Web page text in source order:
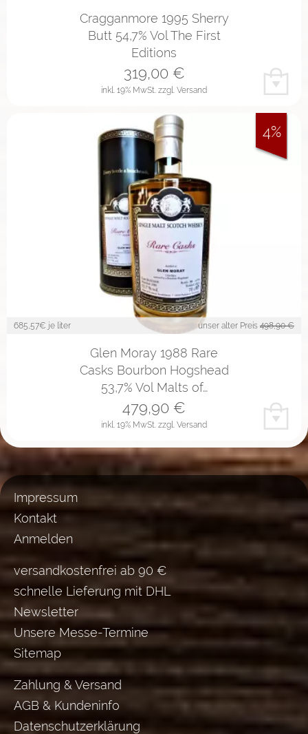
Cragganmore 1995 Sherry
Butt 54,7% Vol The First
Editions
inkl. 19% MwSt. zzgl. Versand
319,00€
685,57€ je liter unser alter Preis 498,90 €
Glen Moray 1988 Rare
Casks Bourbon Hogshead
53,7% Vol Malts of…
inkl. 19% MwSt. zzgl. Versand
479,90 €
4%
Impressum
Kontakt
Anmelden
versandkostenfrei ab 90 €
schnelle Lieferung mit DHL
Newsletter
Unsere Messe-Termine
Sitemap
Zahlung & Versand
AGB & Kundeninfo
Datenschutzerklärung